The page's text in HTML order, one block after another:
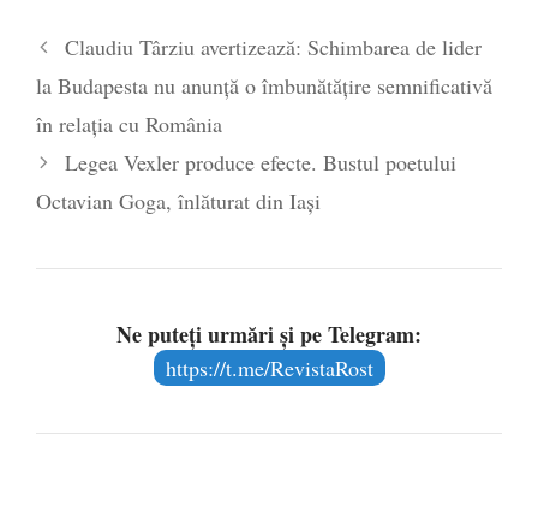
Claudiu Târziu avertizează: Schimbarea de lider
la Budapesta nu anunță o îmbunătățire semnificativă
în relația cu România
Legea Vexler produce efecte. Bustul poetului
Octavian Goga, înlăturat din Iași
Ne puteți urmări și pe Telegram:
https://t.me/RevistaRost